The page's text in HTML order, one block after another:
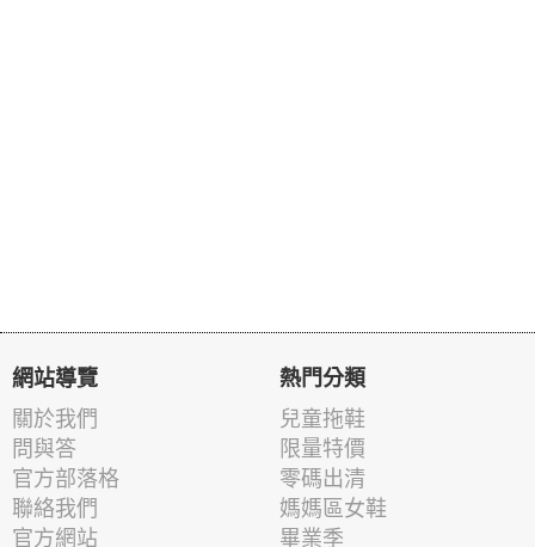
網站導覽
關於我們
問與答
官方部落格
聯絡我們
官方網站
熱門分類
兒童拖鞋
限量特價
零碼出清
媽媽區女鞋
畢業季